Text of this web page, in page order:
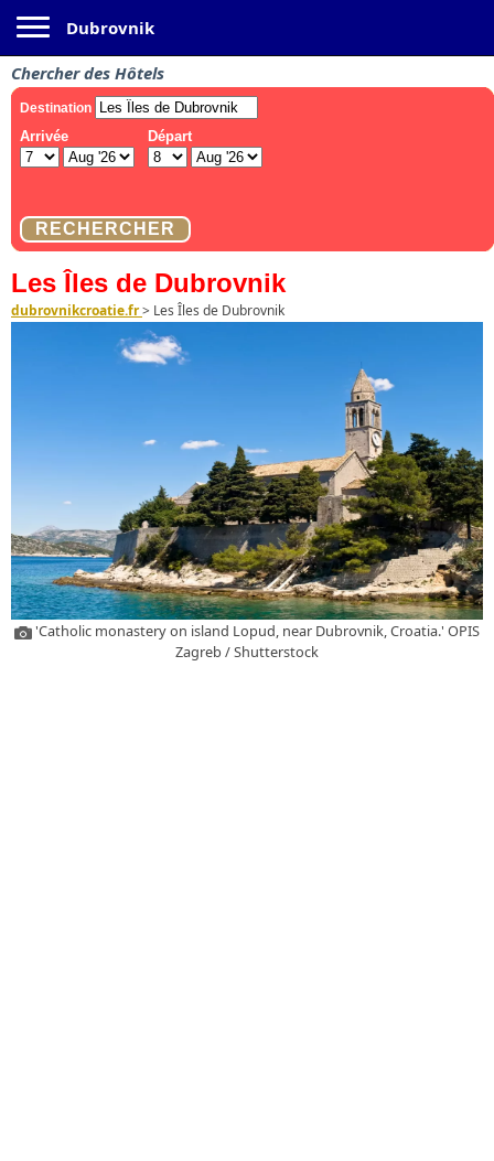
Dubrovnik
Chercher des Hôtels
Les Îles de Dubrovnik
dubrovnikcroatie.fr> Les Îles de Dubrovnik
'Catholic monastery on island Lopud, near Dubrovnik, Croatia.' OPIS
Zagreb / Shutterstock